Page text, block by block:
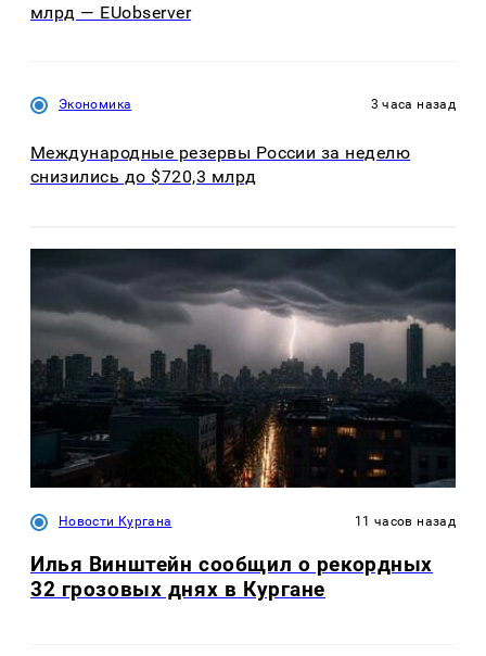
млрд — EUobserver
Экономика 3 часа назад
Международные резервы России за неделю
снизились до $720,3 млрд
Новости Кургана 11 часов назад
Илья Винштейн сообщил о рекордных
32 грозовых днях в Кургане